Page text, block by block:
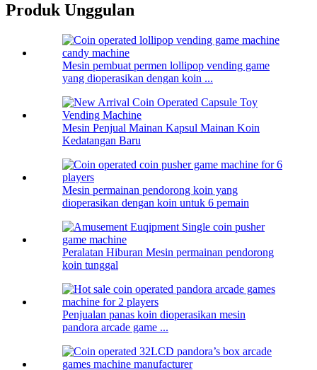
Produk Unggulan
Mesin pembuat permen lollipop vending game
yang dioperasikan dengan koin ...
Mesin Penjual Mainan Kapsul Mainan Koin
Kedatangan Baru
Mesin permainan pendorong koin yang
dioperasikan dengan koin untuk 6 pemain
Peralatan Hiburan Mesin permainan pendorong
koin tunggal
Penjualan panas koin dioperasikan mesin
pandora arcade game ...